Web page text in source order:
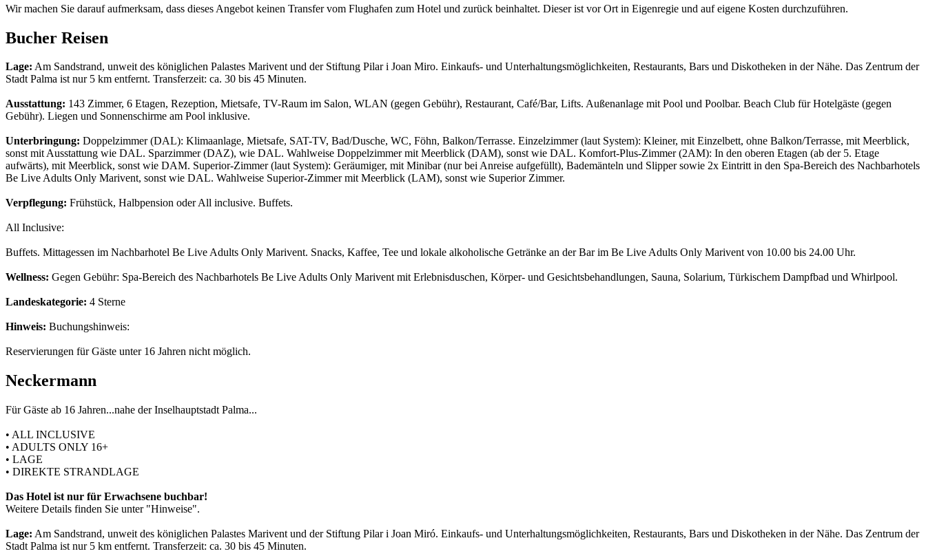
Wir machen Sie darauf aufmerksam, dass dieses Angebot keinen Transfer vom Flughafen zum Hotel und zurück beinhaltet. Dieser ist vor Ort in Eigenregie und auf eigene Kosten durchzuführen.
Bucher Reisen
Lage: Am Sandstrand, unweit des königlichen Palastes Marivent und der Stiftung Pilar i Joan Miro. Einkaufs- und Unterhaltungsmöglichkeiten, Restaurants, Bars und Diskotheken in der Nähe. Das Zentrum der
Stadt Palma ist nur 5 km entfernt. Transferzeit: ca. 30 bis 45 Minuten.
Ausstattung: 143 Zimmer, 6 Etagen, Rezeption, Mietsafe, TV-Raum im Salon, WLAN (gegen Gebühr), Restaurant, Café/Bar, Lifts. Außenanlage mit Pool und Poolbar. Beach Club für Hotelgäste (gegen
Gebühr). Liegen und Sonnenschirme am Pool inklusive.
Unterbringung: Doppelzimmer (DAL): Klimaanlage, Mietsafe, SAT-TV, Bad/Dusche, WC, Föhn, Balkon/Terrasse. Einzelzimmer (laut System): Kleiner, mit Einzelbett, ohne Balkon/Terrasse, mit Meerblick,
sonst mit Ausstattung wie DAL. Sparzimmer (DAZ), wie DAL. Wahlweise Doppelzimmer mit Meerblick (DAM), sonst wie DAL. Komfort-Plus-Zimmer (2AM): In den oberen Etagen (ab der 5. Etage
aufwärts), mit Meerblick, sonst wie DAM. Superior-Zimmer (laut System): Geräumiger, mit Minibar (nur bei Anreise aufgefüllt), Bademänteln und Slipper sowie 2x Eintritt in den Spa-Bereich des Nachbarhotels
Be Live Adults Only Marivent, sonst wie DAL. Wahlweise Superior-Zimmer mit Meerblick (LAM), sonst wie Superior Zimmer.
Verpflegung: Frühstück, Halbpension oder All inclusive. Buffets.
All Inclusive:
Buffets. Mittagessen im Nachbarhotel Be Live Adults Only Marivent. Snacks, Kaffee, Tee und lokale alkoholische Getränke an der Bar im Be Live Adults Only Marivent von 10.00 bis 24.00 Uhr.
Wellness: Gegen Gebühr: Spa-Bereich des Nachbarhotels Be Live Adults Only Marivent mit Erlebnisduschen, Körper- und Gesichtsbehandlungen, Sauna, Solarium, Türkischem Dampfbad und Whirlpool.
Landeskategorie: 4 Sterne
Hinweis: Buchungshinweis:
Reservierungen für Gäste unter 16 Jahren nicht möglich.
Neckermann
Für Gäste ab 16 Jahren...nahe der Inselhauptstadt Palma...
• ALL INCLUSIVE
• ADULTS ONLY 16+
• LAGE
• DIREKTE STRANDLAGE
Das Hotel ist nur für Erwachsene buchbar!
Weitere Details finden Sie unter "Hinweise".
Lage: Am Sandstrand, unweit des königlichen Palastes Marivent und der Stiftung Pilar i Joan Miró. Einkaufs- und Unterhaltungsmöglichkeiten, Restaurants, Bars und Diskotheken in der Nähe. Das Zentrum der
Stadt Palma ist nur 5 km entfernt. Transferzeit: ca. 30 bis 45 Minuten.